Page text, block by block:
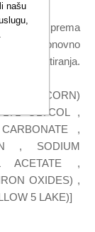
lica prema
ponovno
matiranja.
MAYS (CORN)
GLYCOL ,
,
, SODIUM
ACETATE ,
OXIDES) ,
5 LAKE)]
našu